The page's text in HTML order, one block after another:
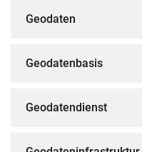
Geodaten
Geodatenbasis
Geodatendienst